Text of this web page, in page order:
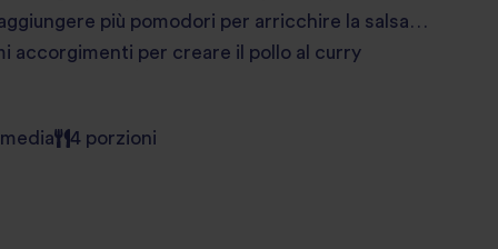
più pomodori per arricchire la salsa…
accorgimenti per creare il pollo al curry
4 porzioni